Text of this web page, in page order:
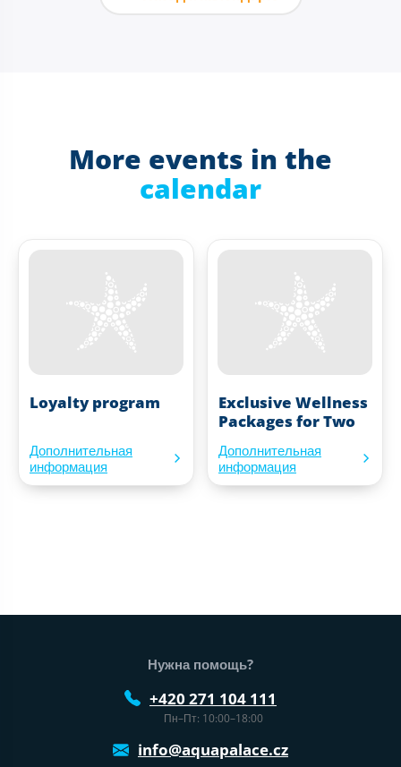
More events in the
calendar
Loyalty program
Дополнительная
информация
Exclusive Wellness
Packages for Two
Дополнительная
информация
Нижний колонтитул веб-сайта
Нужна помощь?
+420 271 104 111
Пн–Пт: 10:00–18:00
info@aquapalace.cz